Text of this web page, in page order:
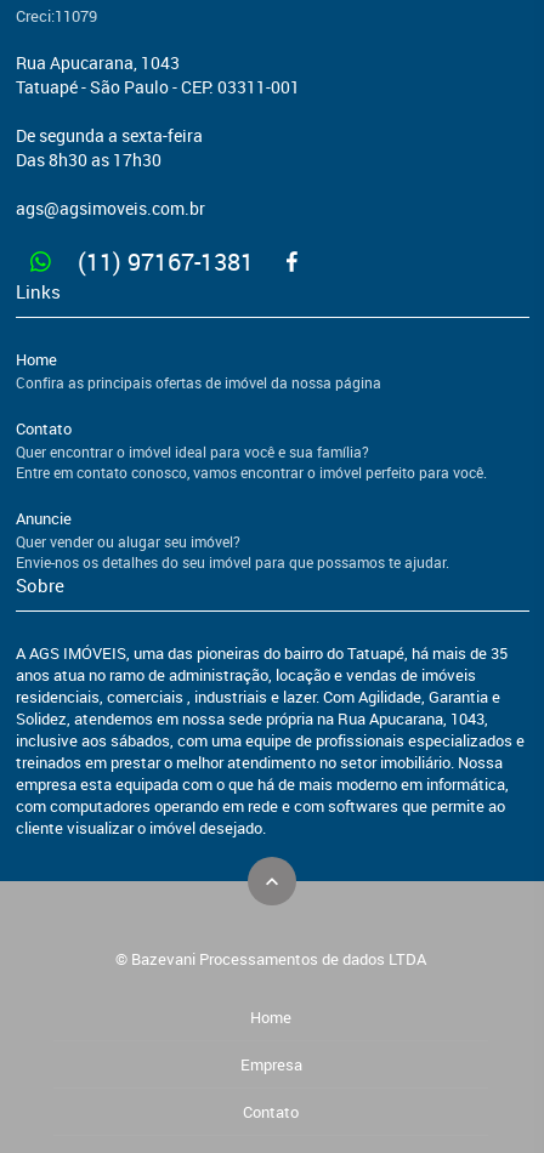
Creci:11079
Rua Apucarana, 1043
Tatuapé - São Paulo - CEP: 03311-001
De segunda a sexta-feira
Das 8h30 as 17h30
ags@agsimoveis.com.br
(11) 97167-1381
Links
Home
Confira as principais ofertas de imóvel da nossa página
Contato
Quer encontrar o imóvel ideal para você e sua família?
Entre em contato conosco, vamos encontrar o imóvel perfeito para você.
Anuncie
Quer vender ou alugar seu imóvel?
Envie-nos os detalhes do seu imóvel para que possamos te ajudar.
Sobre
A AGS IMÓVEIS, uma das pioneiras do bairro do Tatuapé, há mais de 35
anos atua no ramo de administração, locação e vendas de imóveis
residenciais, comerciais , industriais e lazer. Com Agilidade, Garantia e
Solidez, atendemos em nossa sede própria na Rua Apucarana, 1043,
inclusive aos sábados, com uma equipe de profissionais especializados e
treinados em prestar o melhor atendimento no setor imobiliário. Nossa
empresa esta equipada com o que há de mais moderno em informática,
com computadores operando em rede e com softwares que permite ao
cliente visualizar o imóvel desejado.
© Bazevani Processamentos de dados LTDA
Home
Empresa
Contato